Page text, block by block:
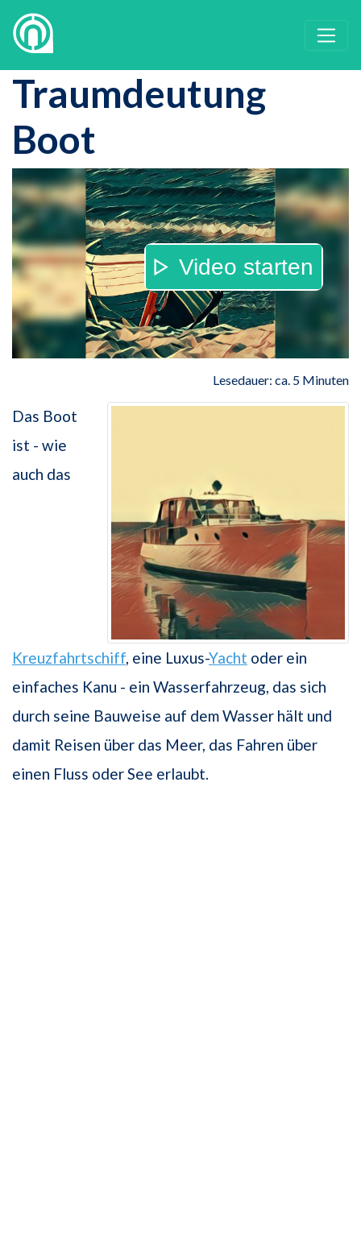
Traumdeutung
Boot
Video starten
Lesedauer: ca. 5 Minuten
Das Boot
ist - wie
auch das
Kreuzfahrtschiff , eine Luxus-Yacht oder ein
einfaches Kanu - ein Wasserfahrzeug, das sich
durch seine Bauweise auf dem Wasser hält und
damit Reisen über das Meer, das Fahren über
einen Fluss oder See erlaubt.